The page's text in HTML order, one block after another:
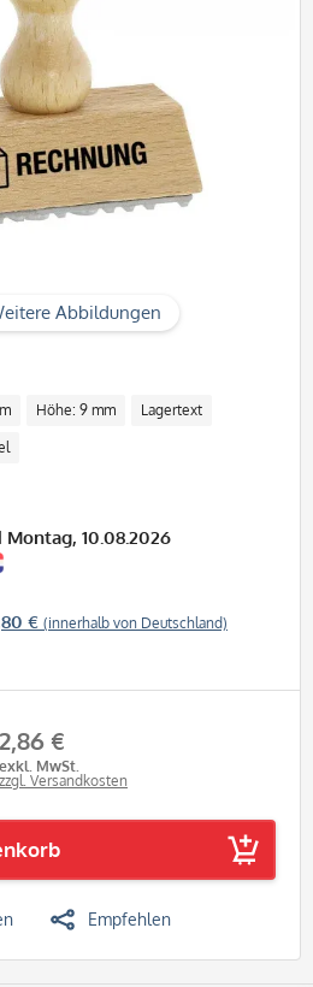
Abbildungen
Höhe: 9 mm Lagertext
Montag, 10.08.2026
€ (innerhalb von Deutschland)
2,86 €
exkl. MwSt.
zzgl. Versandkosten
Empfehlen